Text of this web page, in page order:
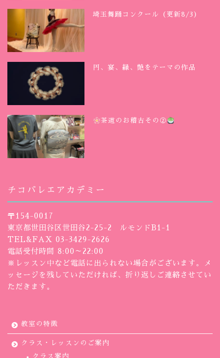
埼玉舞踊コンクール（更新8/3）
円、宴、縁、艶をテーマの作品
茶道のお稽古その②
チコバレエアカデミー
〒154-0017
東京都世田谷区世田谷2-25-2 ルモンドB1-1
TEL&FAX 03-3429-2626
電話受付時間 8:00～22:00
※レッスン中など電話に出られない場合がございます。メ
ッセージを残していただければ、折り返しご連絡させてい
ただきます。
教室の特徴
クラス・レッスンのご案内
クラス案内